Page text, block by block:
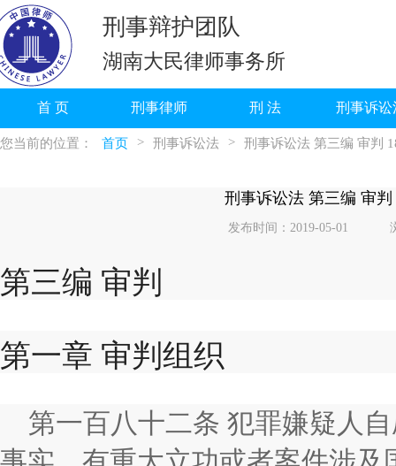
刑事辩护团队
湖南大民律师事务所
首 页 刑事律师 刑 法 刑事诉讼
您当前的位置： 首页 > 刑事诉讼法 > 刑事诉讼法 第三编 审判
刑事诉讼法 第三编 审判
发布时间：2019-05-01
第三编 审判
第一章 审判组织
第一百八十二条 犯罪嫌疑人